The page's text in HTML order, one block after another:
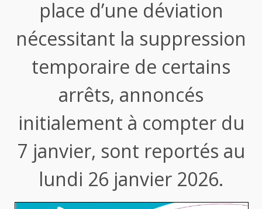
place d’une déviation
nécessitant la suppression
temporaire de certains
arrêts, annoncés
initialement à compter du
7 janvier, sont reportés au
lundi 26 janvier 2026.